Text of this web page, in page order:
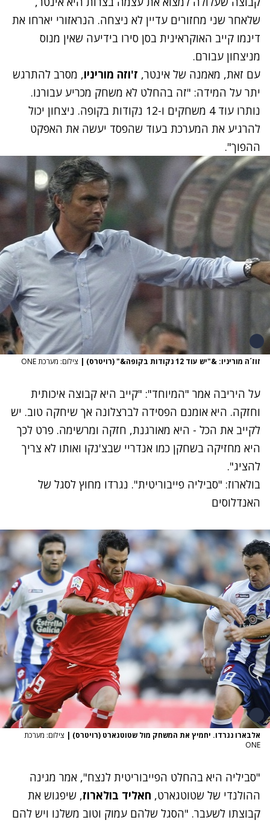
שלאחר שני מחזורים עדיין לא ניצחה. הנראזורי יארחו את
דינמו קייב האוקראינית בסן סירו בידיעה שאין מנוס
מניצחון עבורם.
עם זאת, מאמנה של אינטר, ז'וזה מוריניו, מסרב להתרגש
יתר על המידה: "זה בהחלט לא משחק מכריע עבורנו.
נותרו עוד 4 משחקים ו-12 נקודות בקופה. ניצחון יכול
להרגיע את המערכת בעוד שהפסד יעשה את האפקט
ההפוך".
זוז´ה מוריניו: &"יש עוד 12 נקודות בקופה&" (רויטרס) | צילום: מערכת ONE
על היריבה אמר "המיוחד": "קייב היא קבוצה איכותית
וחזקה. היא אומנם הפסידה לברצלונה אך שיחקה טוב. יש
לקייב את הכל - היא מאורגנת, חזקה ומרשימה. פרט לכך
היא מחזיקה בשחקן כמו אנדריי שבצ'נקו ואותו לא צריך
להציג".
בולארוז: "סביליה פייבוריטית". נגרדו מחוץ לסגל של
האנדלוסים
אלבארו נגרדו. יחמיץ את המשחק מול שטוטגארט (רויטרס) | צילום: מערכת
ONE
"סביליה היא בהחלט הפייבוריטית לנצח", אמר מגינה
ההולנדי של שטוטגארט, חאליד בולארוז, שיפגוש את
קבוצתו לשעבר. "הסגל שלהם עמוק וטוב משלנו ויש להם